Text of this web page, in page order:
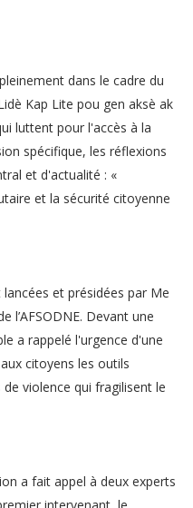
dans le cadre du
Kap Lite pou gen aksè ak
luttent pour l'accès à la
spécifique, les réflexions
et d'actualité : «
et la sécurité citoyenne
et présidées par Me
l’AFSODNE. Devant une
a rappelé l'urgence d'une
citoyens les outils
violence qui fragilisent le
a fait appel à deux experts